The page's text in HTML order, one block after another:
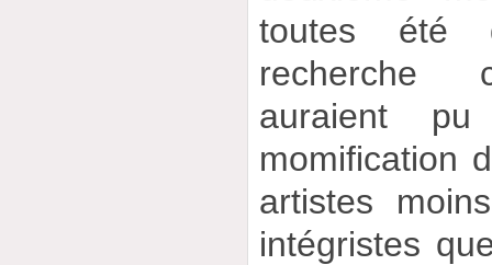
toutes été
recherche
auraient
momification
artistes
intégristes